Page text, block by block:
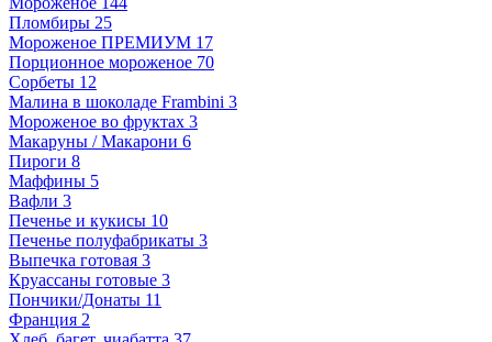
Пломбиры 25
Мороженое ПРЕМИУМ 17
Порционное мороженое 70
Сорбеты 12
Малина в шоколаде Frambini 3
Мороженое во фруктах 3
Макаруны / Макарони 6
Пироги 8
Маффины 5
Вафли 3
Печенье и кукисы 10
Печенье полуфабрикаты 3
Выпечка готовая 3
Круассаны готовые 3
Пончики/Донаты 11
Франция 2